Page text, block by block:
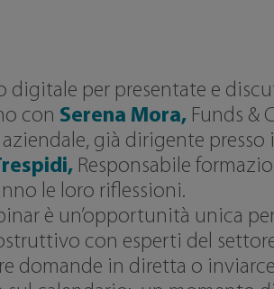
digitale per presentate e
con Serena Mora, Funds &
già dirigente presso
Responsabile
le loro riflessioni.
è un’opportunità unica
con esperti del
domande in diretta o